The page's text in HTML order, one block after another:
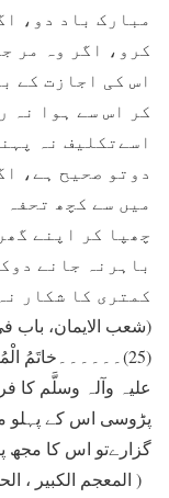
مبارک باد دو،
کرو، اگر وہ مر
اس کی اجازت کے
کر اس سے ہوا نہ
اسےتکلیف نہ
دوتو صحیح ہے،
ميں سے کچھ
چھپا کر اپنے
باہرنہ جانے
کمتری کا شکار
(شعب الایمان، باب فی
(25)۔۔۔۔۔۔خاتَمُ
علیہ وآلہ وسلَّم کا
پڑوسی اس کے پہلو
گزارےتو اس کا مجھ
( المعجم الکبیر ، الحدیث: ۷۵۱ ،